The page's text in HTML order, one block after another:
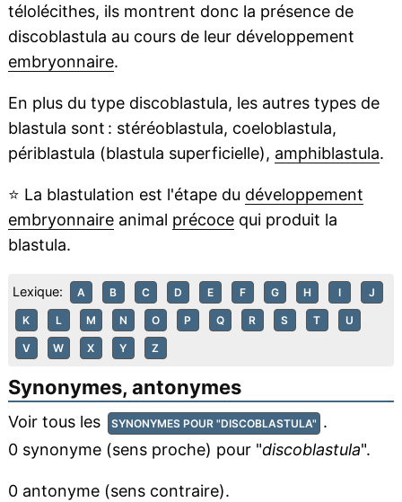
télolécithes, ils montrent donc la présence de
discoblastula au cours de leur développement
embryonnaire.
En plus du type discoblastula, les autres types de
blastula sont : stéréoblastula, coeloblastula,
périblastula (blastula superficielle), amphiblastula.
⭐ La blastulation est l'étape du développement
embryonnaireanimal précocequi produit la
blastula.
Lexique: A B C D E F G H I J
K L M N O P Q R S T U
V W X Y Z
Synonymes, antonymes
Voir tous les SYNONYMES POUR "DISCOBLASTULA" .
0 synonyme (sens proche) pour "discoblastula".
0 antonyme (sens contraire).